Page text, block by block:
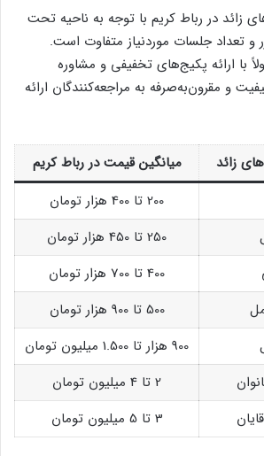
زائد در رباط کریم با توجه به ناحیه تحت
و تعداد جلسات موردنیاز متفاوت است.
با ارائه پکیج‌های تخفیفی و مشاوره
و مقرون‌به‌صرفه به مراجعه‌کنندگان ارائه
زائد
میانگین قیمت در رباط کریم
200 تا 400 هزار تومان
250 تا 450 هزار تومان
400 تا 700 هزار تومان
500 تا 900 هزار تومان
900 هزار تا 1.500 میلیون تومان
2 تا 4 میلیون تومان
3 تا 5 میلیون تومان